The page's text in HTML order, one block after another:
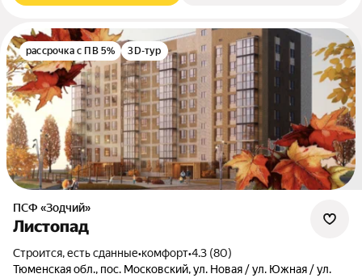
рассрочка с ПВ 5% 3D-тур
ПСФ «Зодчий»
Листопад
Строится, есть сданные•комфорт•4.3 (80)
Тюменская обл., пос. Московский, ул. Новая / ул. Южная / ул.